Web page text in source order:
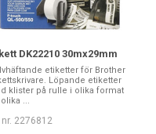
DK22210 30mx29mm
etiketter för Brother
Löpande etiketter
klister på rulle i olika format
...
2276812